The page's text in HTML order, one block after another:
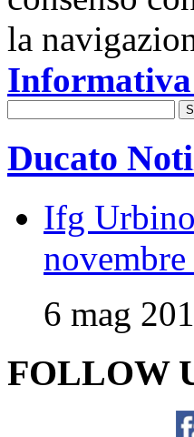
la
Ducato
Ifg
6 mag
FOLLOW